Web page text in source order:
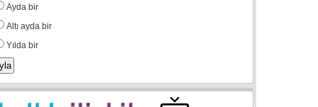
Ayda bir
Altı ayda bir
Yılda bir